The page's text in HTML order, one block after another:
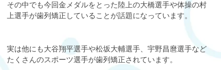
その中でも今回金メダルをとった陸上の大橋選手や体操の村
上選手が歯列矯正していることが話題になっています。
実は他にも大谷翔平選手や松坂大輔選手、宇野昌麿選手など
たくさんのスポーツ選手が歯列矯正されています。